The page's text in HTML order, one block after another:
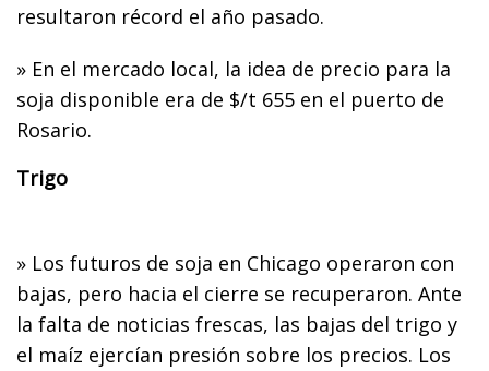
resultaron récord el año pasado.
» En el mercado local, la idea de precio para la
soja disponible era de $/t 655 en el puerto de
Rosario.
Trigo
» Los futuros de soja en Chicago operaron con
bajas, pero hacia el cierre se recuperaron. Ante
la falta de noticias frescas, las bajas del trigo y
el maíz ejercían presión sobre los precios. Los